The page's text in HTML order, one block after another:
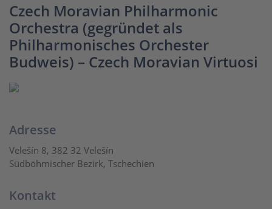
Czech Moravian Philharmonic
Orchestra (gegründet als
Philharmonisches Orchester
Budweis) – Czech Moravian Virtuosi
Adresse
Velešín 8, 382 32 Velešín
Südböhmischer Bezirk, Tschechien
Kontakt